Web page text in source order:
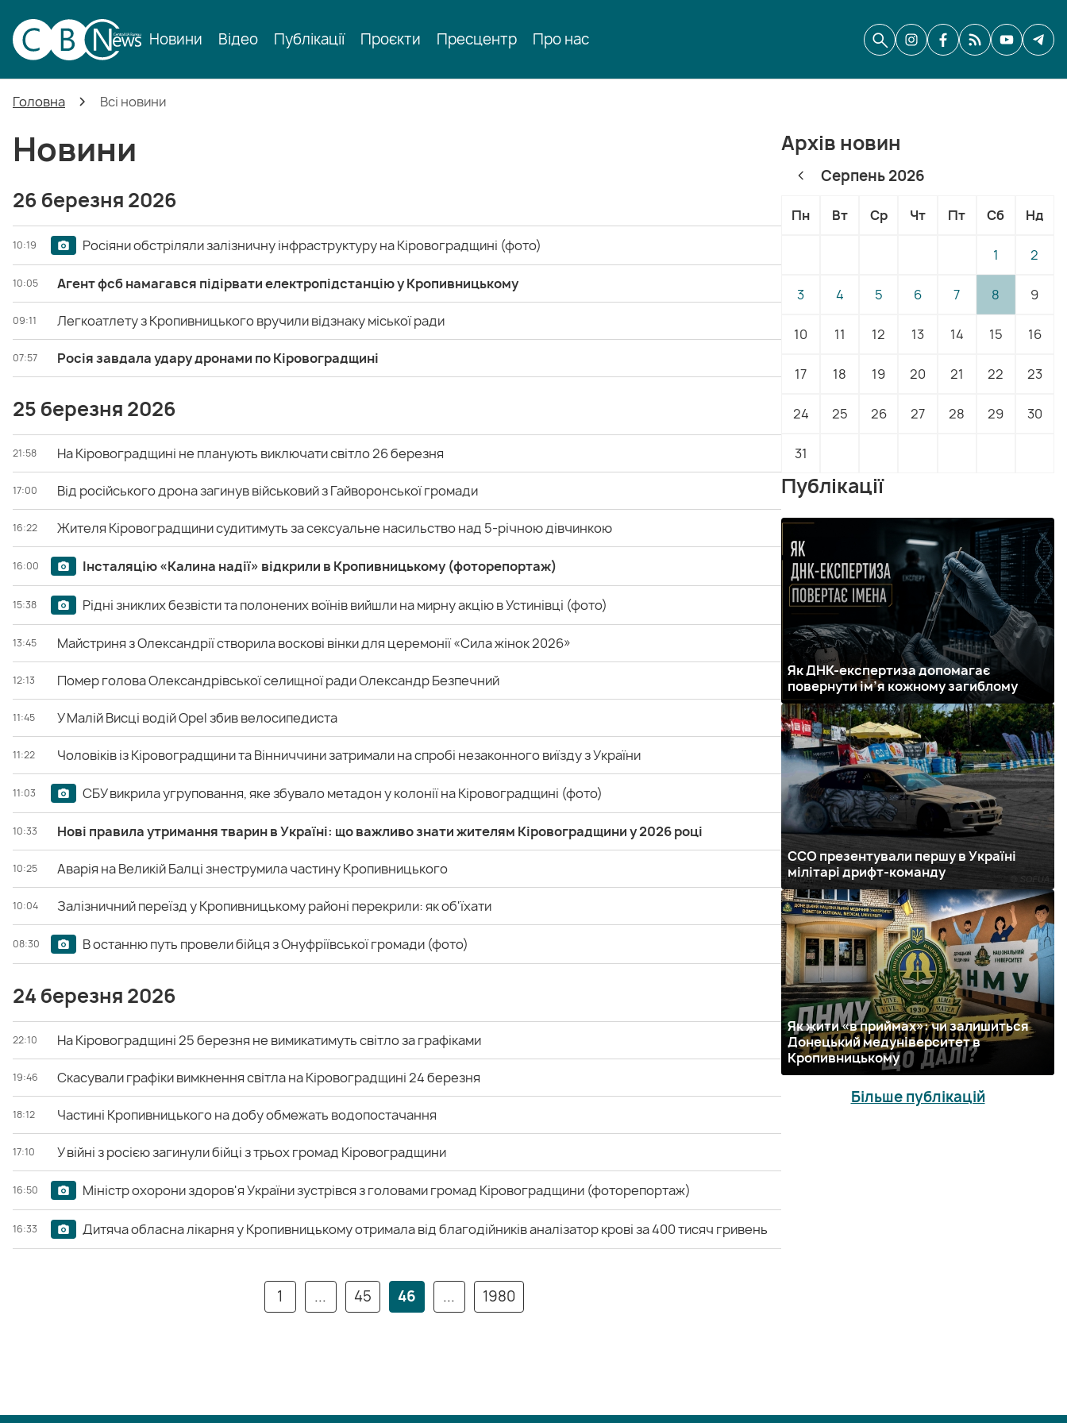
Новини Відео Публікації Проєкти Пресцентр Про нас
Головна Всі новини
Новини
26 березня 2026
10:19 Росіяни обстріляли залізничну інфраструктуру на Кіровоградщині (фото)
10:05 Агент фсб намагався підірвати електропідстанцію у Кропивницькому
09:11 Легкоатлету з Кропивницького вручили відзнаку міської ради
07:57 Росія завдала удару дронами по Кіровоградщині
25 березня 2026
21:58 На Кіровоградщині не планують виключати світло 26 березня
17:00 Від російського дрона загинув військовий з Гайворонської громади
16:22 Жителя Кіровоградщини судитимуть за сексуальне насильство над 5-річною дівчинкою
16:00 Інсталяцію «Калина надії» відкрили в Кропивницькому (фоторепортаж)
15:38 Рідні зниклих безвісти та полонених воїнів вийшли на мирну акцію в Устинівці (фото)
13:45 Майстриня з Олександрії створила воскові вінки для церемонії «Сила жінок 2026»
12:13 Помер голова Олександрівської селищної ради Олександр Безпечний
11:45 У Малій Висці водій Opel збив велосипедиста
11:22 Чоловіків із Кіровоградщини та Вінниччини затримали на спробі незаконного виїзду з України
11:03 СБУ викрила угруповання, яке збувало метадон у колонії на Кіровоградщині (фото)
10:33 Нові правила утримання тварин в Україні: що важливо знати жителям Кіровоградщини у 2026 році
10:25 Аварія на Великій Балці знеструмила частину Кропивницького
10:04 Залізничний переїзд у Кропивницькому районі перекрили: як об'їхати
08:30 В останню путь провели бійця з Онуфріївської громади (фото)
24 березня 2026
22:10 На Кіровоградщині 25 березня не вимикатимуть світло за графіками
19:46 Скасували графіки вимкнення світла на Кіровоградщині 24 березня
18:12 Частині Кропивницького на добу обмежать водопостачання
17:10 У війні з росією загинули бійці з трьох громад Кіровоградщини
16:50 Міністр охорони здоров'я України зустрівся з головами громад Кіровоградщини (фоторепортаж)
16:33 Дитяча обласна лікарня у Кропивницькому отримала від благодійників аналізатор крові за 400 тисяч гривень
1 ... 45 46 ... 1980
Архів новин
Серпень 2026
Пн Вт Ср Чт Пт Сб Нд
1 2
3 4 5 6 7 8 9
10 11 12 13 14 15 16
17 18 19 20 21 22 23
24 25 26 27 28 29 30
31
Публікації
Як ДНК-експертиза допомагає
повернути ім’я кожному загиблому
ССО презентували першу в Україні
мілітарі дрифт-команду
Як жити «в приймах»: чи залишиться
Донецький медуніверситет в
Кропивницькому
Більше публікацій